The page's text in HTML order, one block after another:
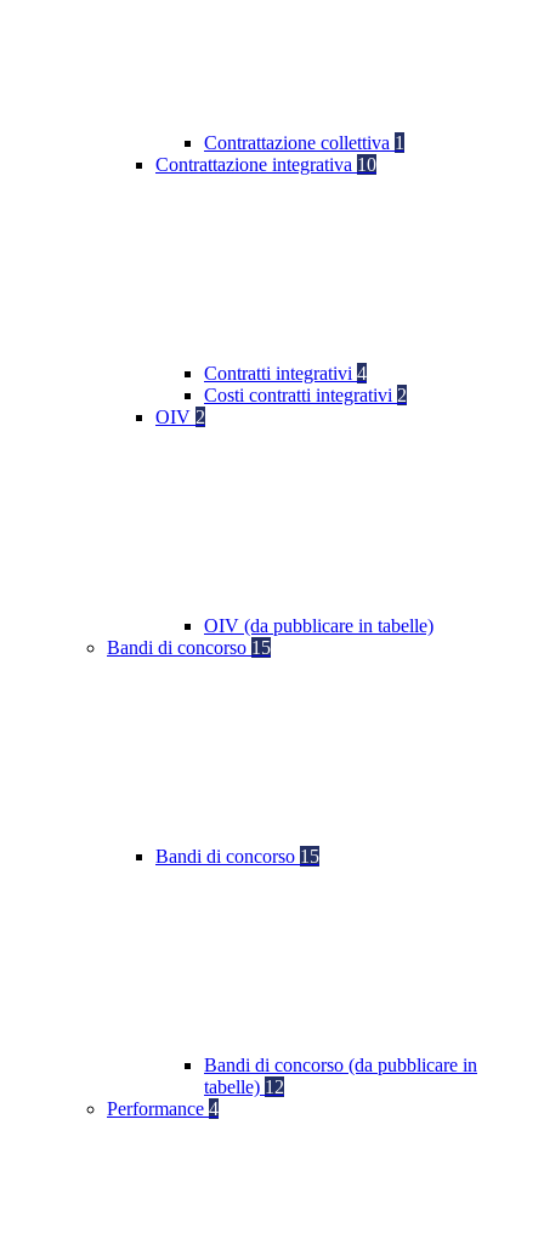
Contrattazione collettiva 1
Contrattazione integrativa 10
Contratti integrativi 4
Costi contratti integrativi 2
OIV 2
OIV (da pubblicare in tabelle)
Bandi di concorso 15
Bandi di concorso 15
Bandi di concorso (da pubblicare in
tabelle) 12
Performance 4